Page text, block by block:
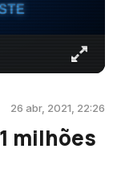
26 abr, 2021, 22:26
milhões